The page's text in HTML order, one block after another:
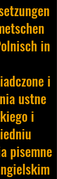
in
i
ustne
i
pisemne